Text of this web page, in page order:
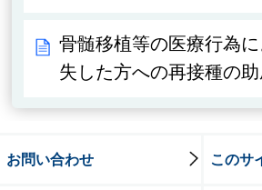
骨髄移植等の医療行為
失した方への再接種の
お問い合わせ このサ